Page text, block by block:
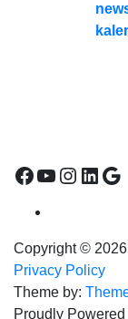
Facebook
YouTube
Copyright © 2026
Privacy Policy
Theme by:
Proudly Powered